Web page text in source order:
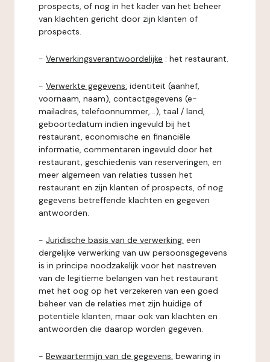
prospects, of nog in het kader van het beheer
van klachten gericht door zijn klanten of
prospects.
- Verwerkingsverantwoordelijke : het restaurant.
- Verwerkte gegevens: identiteit (aanhef,
voornaam, naam), contactgegevens (e-
mailadres, telefoonnummer,...), taal / land,
geboortedatum indien ingevuld bij het
restaurant, economische en financiële
informatie, commentaren ingevuld door het
restaurant, geschiedenis van reserveringen, en
meer algemeen van relaties tussen het
restaurant en zijn klanten of prospects, of nog
gegevens betreffende klachten en gegeven
antwoorden.
- Juridische basis van de verwerking: een
dergelijke verwerking van uw persoonsgegevens
is in principe noodzakelijk voor het nastreven
van de legitieme belangen van het restaurant
met het oog op het verzekeren van een goed
beheer van de relaties met zijn huidige of
potentiële klanten, maar ook van klachten en
antwoorden die daarop worden gegeven.
- Bewaartermijn van de gegevens: bewaring in